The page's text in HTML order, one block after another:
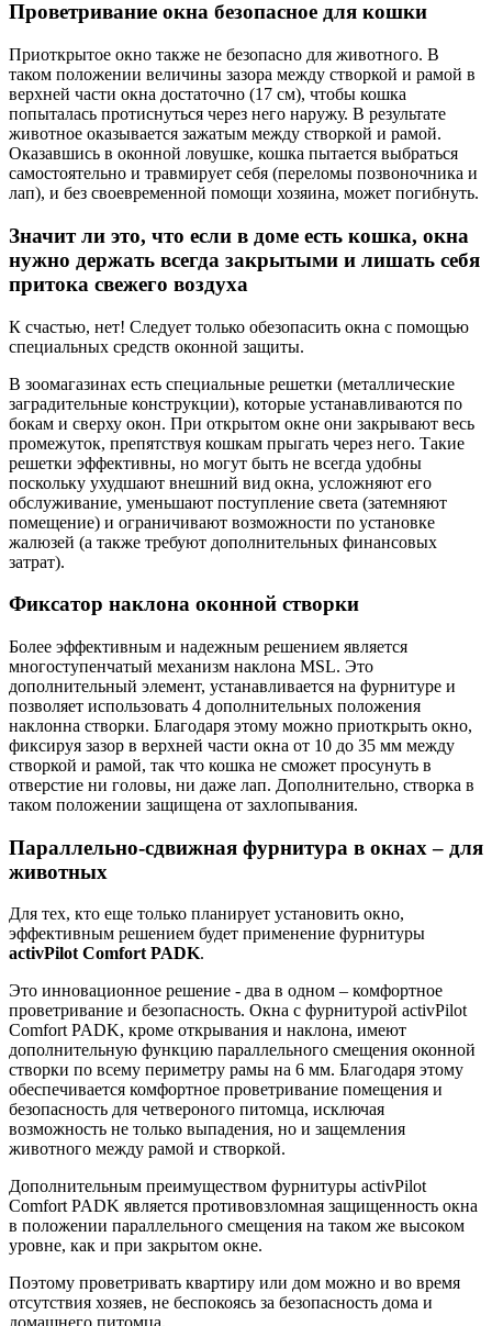
Проветривание окна безопасное для кошки
Приоткрытое окно также не безопасно для животного. В
таком положении величины зазора между створкой и рамой в
верхней части окна достаточно (17 см), чтобы кошка
попыталась протиснуться через него наружу. В результате
животное оказывается зажатым между створкой и рамой.
Оказавшись в оконной ловушке, кошка пытается выбраться
самостоятельно и травмирует себя (переломы позвоночника и
лап), и без своевременной помощи хозяина, может погибнуть.
Значит ли это, что если в доме есть кошка, окна
нужно держать всегда закрытыми и лишать себя
притока свежего воздуха
К счастью, нет! Следует только обезопасить окна с помощью
специальных средств оконной защиты.
В зоомагазинах есть специальные решетки (металлические
заградительные конструкции), которые устанавливаются по
бокам и сверху окон. При открытом окне они закрывают весь
промежуток, препятствуя кошкам прыгать через него. Такие
решетки эффективны, но могут быть не всегда удобны
поскольку ухудшают внешний вид окна, усложняют его
обслуживание, уменьшают поступление света (затемняют
помещение) и ограничивают возможности по установке
жалюзей (а также требуют дополнительных финансовых
затрат).
Фиксатор наклона оконной створки
Более эффективным и надежным решением является
многоступенчатый механизм наклона MSL. Это
дополнительный элемент, устанавливается на фурнитуре и
позволяет использовать 4 дополнительных положения
наклонна створки. Благодаря этому можно приоткрыть окно,
фиксируя зазор в верхней части окна от 10 до 35 мм между
створкой и рамой, так что кошка не сможет просунуть в
отверстие ни головы, ни даже лап. Дополнительно, створка в
таком положении защищена от захлопывания.
Параллельно-сдвижная фурнитура в окнах – для
животных
Для тех, кто еще только планирует установить окно,
эффективным решением будет применение фурнитуры
activPilot Comfort PADK.
Это инновационное решение - два в одном – комфортное
проветривание и безопасность. Окна с фурнитурой activPilot
Comfort PADK, кроме открывания и наклона, имеют
дополнительную функцию параллельного смещения оконной
створки по всему периметру рамы на 6 мм. Благодаря этому
обеспечивается комфортное проветривание помещения и
безопасность для четвероного питомца, исключая
возможность не только выпадения, но и защемления
животного между рамой и створкой.
Дополнительным преимуществом фурнитуры activPilot
Comfort PADK является противовзломная защищенность окна
в положении параллельного смещения на таком же высоком
уровне, как и при закрытом окне.
Поэтому проветривать квартиру или дом можно и во время
отсутствия хозяев, не беспокоясь за безопасность дома и